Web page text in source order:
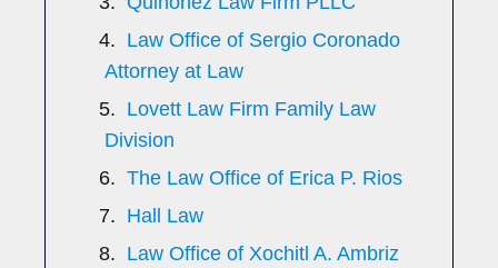
Law Office of Sergio Coronado
Attorney at Law
Lovett Law Firm Family Law
Division
The Law Office of Erica P. Rios
Hall Law
Law Office of Xochitl A. Ambriz